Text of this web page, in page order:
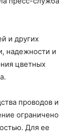
и других
надежности и
цветных
проводов и
ограничено
Для ее